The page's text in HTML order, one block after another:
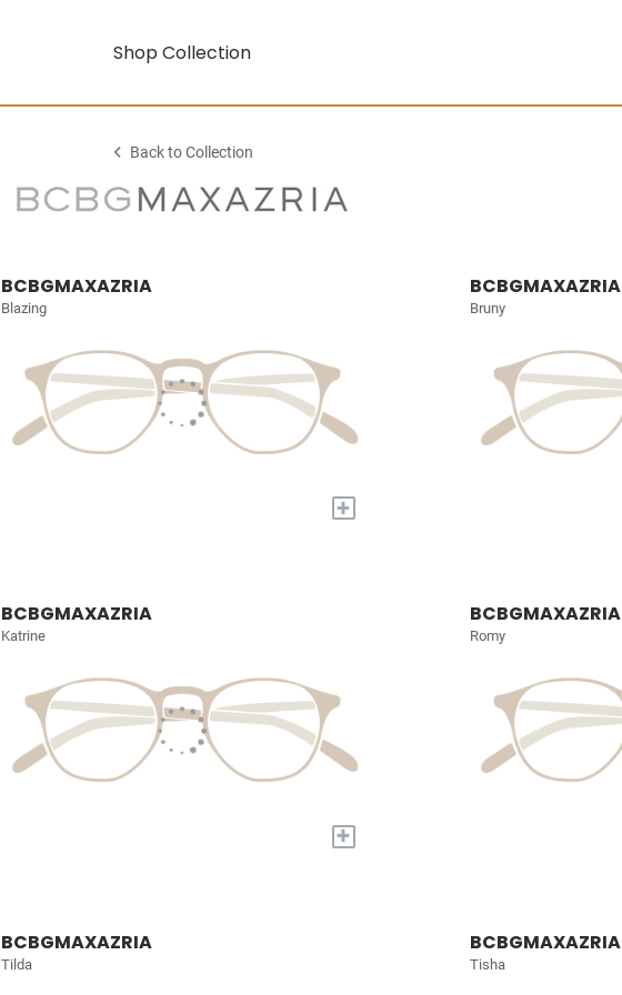
Shop Collection
Back to Collection
BCBGMAXAZRIA
Blazing
+
BCBGMAXAZRIA
Bruny
BCBGMAXAZRIA
Katrine
+
BCBGMAXAZRIA
Romy
BCBGMAXAZRIA
Tilda
BCBGMAXAZRIA
Tisha